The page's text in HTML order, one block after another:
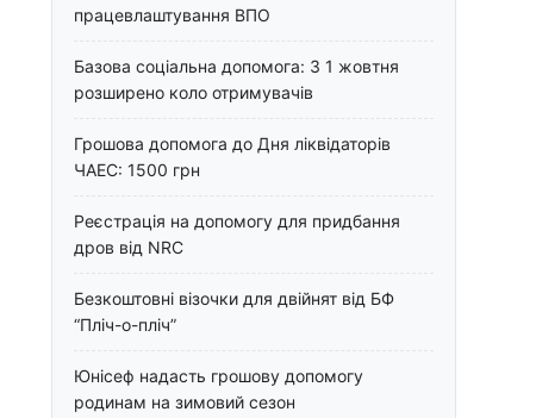
працевлаштування ВПО
Базова соціальна допомога: З 1 жовтня
розширено коло отримувачів
Грошова допомога до Дня ліквідаторів
ЧАЕС: 1500 грн
Реєстрація на допомогу для придбання
дров від NRC
Безкоштовні візочки для двійнят від БФ
“Пліч-о-пліч”
Юнісеф надасть грошову допомогу
родинам на зимовий сезон